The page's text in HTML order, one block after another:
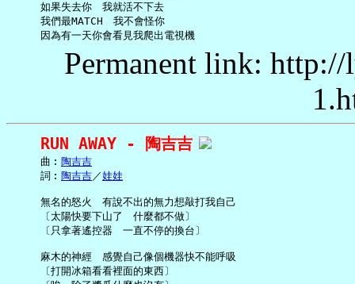
     如果失去你　我就活不下去
     我們最MATCH　我不會怪你
Permanent link:
RUN AWAY - 陶吉吉
     曲︰
陶吉吉
     詞︰
陶吉吉／娃娃
     無名的怒火　有說不出的無力想敲打我自己
     〔太陽快要下山了　什麼都不做〕
     〔只拿著遙控器　一直不停的換台〕
     麻木的神經　感覺自己像個機器快不能呼吸
     〔打開冰箱看看裡面的東西〕